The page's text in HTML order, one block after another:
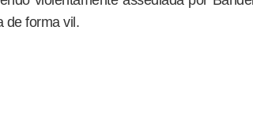
de forma vil.